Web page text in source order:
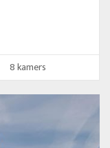
8 kamers